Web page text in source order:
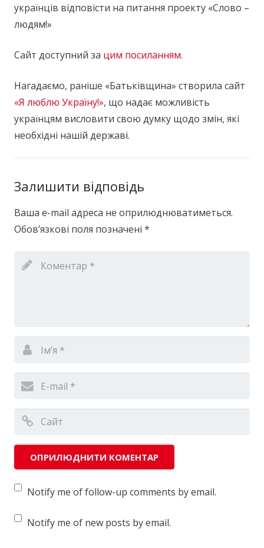
українців відповісти на питання проекту «Слово –
людям!»
Сайт доступний за цим посиланням.
Нагадаємо, раніше «Батьківщина» створила сайт
«Я люблю Україну!», що надає можливість
українцям висловити свою думку щодо змін, які
необхідні нашій державі.
Залишити відповідь
Ваша e-mail адреса не оприлюднюватиметься.
Обов’язкові поля позначені *
Notify me of follow-up comments by email.
Notify me of new posts by email.